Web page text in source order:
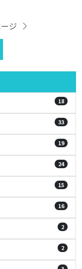
ジ
18
33
19
24
15
16
2
2